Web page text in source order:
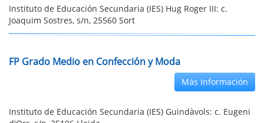
Instituto de Educación Secundaria (IES) Hug Roger III: c.
Joaquim Sostres, s/n, 25560 Sort
FP Grado Medio en Confección y Moda
Más Información
Instituto de Educación Secundaria (IES) Guindàvols: c. Eugeni